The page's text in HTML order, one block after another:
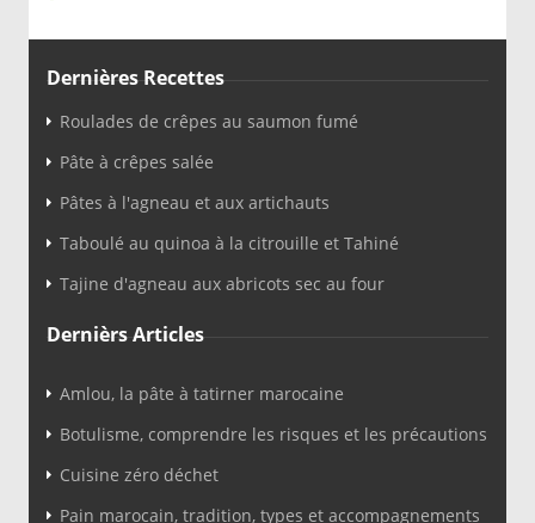
Dernières Recettes
Roulades de crêpes au saumon fumé
Pâte à crêpes salée
Pâtes à l'agneau et aux artichauts
Taboulé au quinoa à la citrouille et Tahiné
Tajine d'agneau aux abricots sec au four
Dernièrs Articles
Amlou, la pâte à tatirner marocaine
Botulisme, comprendre les risques et les précautions
Cuisine zéro déchet
Pain marocain, tradition, types et accompagnements